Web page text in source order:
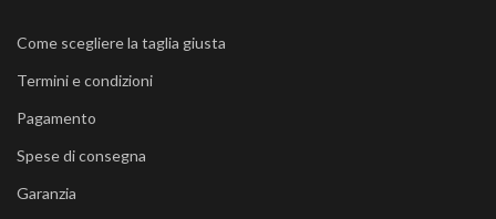
Come scegliere la taglia giusta
Termini e condizioni
Pagamento
Spese di consegna
Garanzia